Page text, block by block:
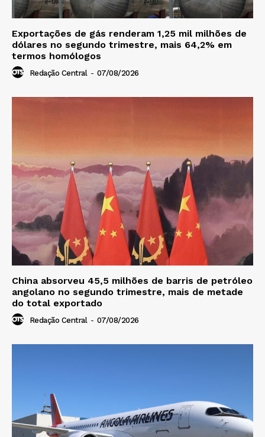
Exportações de gás renderam 1,25 mil milhões de
dólares no segundo trimestre, mais 64,2% em
termos homólogos
Redação Central - 07/08/2026
China absorveu 45,5 milhões de barris de petróleo
angolano no segundo trimestre, mais de metade
do total exportado
Redação Central - 07/08/2026